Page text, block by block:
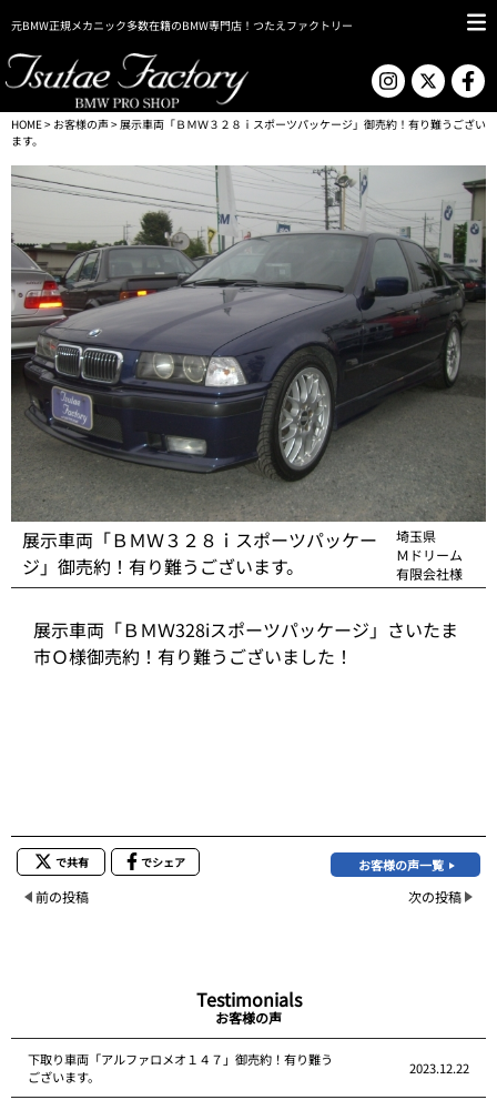
元BMW正規メカニック多数在籍のBMW専門店！つたえファクトリー
HOME> お客様の声> 展示車両「ＢＭＷ３２８ｉスポーツパッケージ」御売約！有り難うござい
ます。
展示車両「ＢＭＷ３２８ｉスポーツパッケー
ジ」御売約！有り難うございます。
埼玉県
Ｍドリーム
有限会社様
展示車両「ＢＭＷ328iスポーツパッケージ」さいたま
市Ｏ様御売約！有り難うございました！
で共有 でシェア お客様の声一覧
前の投稿 次の投稿
Testimonials
お客様の声
下取り車両「アルファロメオ１４７」御売約！有り難う
ございます。
2023.12.22